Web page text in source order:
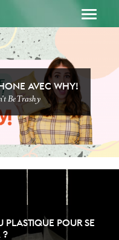
PAPAILLE
AVEC WHY!
Be Trashy
PLASTIQUE POUR SE
?